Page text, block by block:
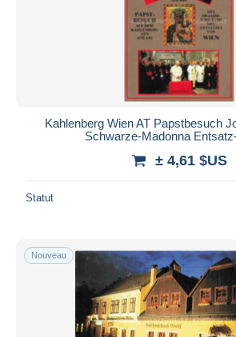
Kahlenberg Wien AT Papstbesuch
Schwarze-Madonna
± 4,61 $US
Statut
Nouveau